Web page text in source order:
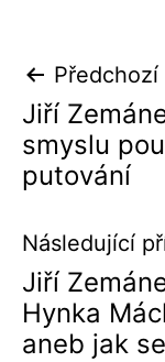
pro
Jiří
smyslu
putování
Následující
Jiří
Hynka
aneb jak